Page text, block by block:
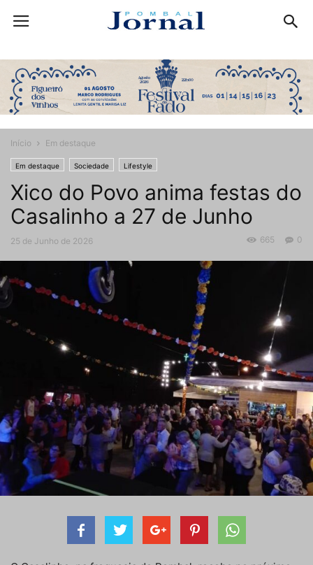
Início Em destaque
Em destaque Sociedade Lifestyle
Xico do Povo anima festas do
Casalinho a 27 de Junho
25 de Junho de 2026 0
665